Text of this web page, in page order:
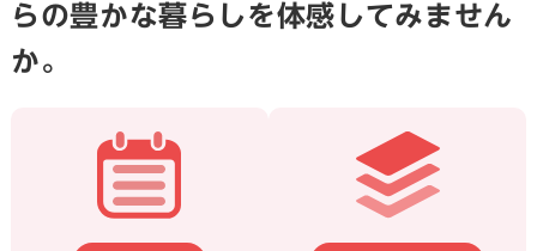
らの豊かな暮らしを体感してみません
か。